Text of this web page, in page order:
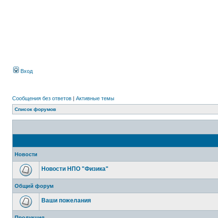
Вход
Сообщения без ответов | Активные темы
Список форумов
Новости
Новости НПО "Физика"
Общий форум
Ваши пожелания